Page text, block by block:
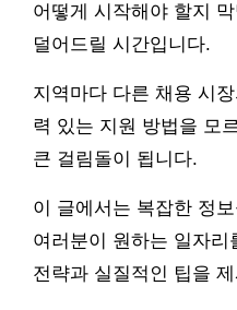
어떻게 시작해야 할지
덜어드릴 시간입니다.
지역마다 다른 채용 시
력 있는 지원 방법을 모
큰 걸림돌이 됩니다.
이 글에서는 복잡한 정
여러분이 원하는 일자
전략과 실질적인 팁을